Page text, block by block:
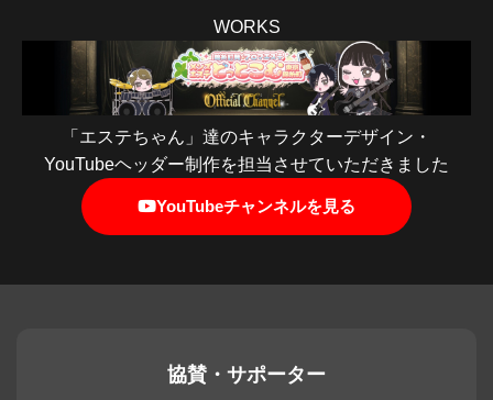
WORKS
「エステちゃん」達のキャラクターデザイン・
YouTubeヘッダー制作を担当させていただきました
YouTubeチャンネルを見る
協賛・サポーター